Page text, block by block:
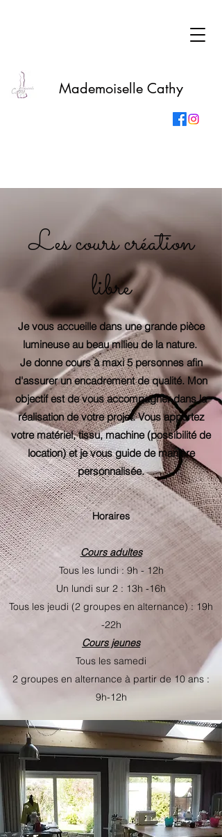
Mademoiselle Cathy
Les cours création
libre
Je vous accueille dans une grande pièce
lumineuse au beau milieu de la nature.
Je donne cours à maxi 5 personnes afin
d'assurer un encadrement de qualité. Mon
objectif est de vous accompagner dans la
réalisation de votre projet. Vous apportez
votre matériel, tissu, machine (possibilité de
location) et je vous guide de manière
personnalisée.
Horaires
Cours adultes
Tous les lundi : 9h - 12h
Un lundi sur 2 : 13h -16h
Tous les jeudi (2 groupes en alternance) : 19h
-22h
Cours jeunes
Tous les samedi
2 groupes en alternance à partir de 10 ans :
9h-12h